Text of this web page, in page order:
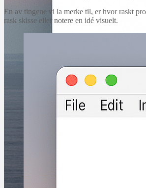
En av tingene vi la merke til, er hvor raskt
rask skisse eller notere en idé visuelt.